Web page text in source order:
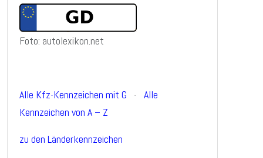
Foto: autolexikon.net
Alle Kfz-Kennzeichen mit G - Alle
Kennzeichen von A – Z
zu den Länderkennzeichen